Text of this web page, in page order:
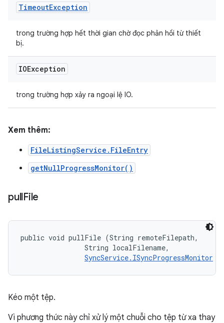
TimeoutException
trong trường hợp hết thời gian chờ đọc phản hồi từ thiết
bị.
IOException
trong trường hợp xảy ra ngoại lệ IO.
Xem thêm:
FileListingService.FileEntry
getNullProgressMonitor()
pullFile
public void pullFile (String remoteFilepath,
                String localFilename,
SyncService.ISyncProgressMonitor
Kéo một tệp.
Vì phương thức này chỉ xử lý một chuỗi cho tệp từ xa thay